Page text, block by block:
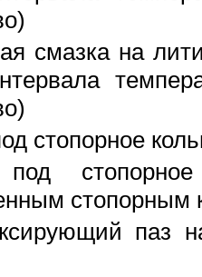
смазка на
стопорное
под
стопорным
паз